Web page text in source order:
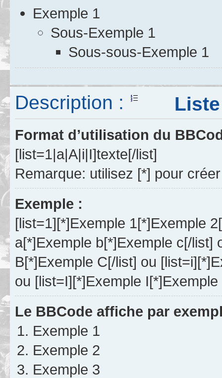
Exemple 1
Sous-Exemple 1
Sous-sous-Exemple 1
Description : Liste
Format d’utilisation du
[list=1|a|A|i|I]texte[/list]
Remarque: utilisez [*] pour
Exemple :
[list=1][*]Exemple 1[*]Exemple
a[*]Exemple b[*]Exemple c[/list]
B[*]Exemple C[/list] ou
ou [list=I][*]Exemple
Le BBCode affiche par
Exemple 1
Exemple 2
Exemple 3